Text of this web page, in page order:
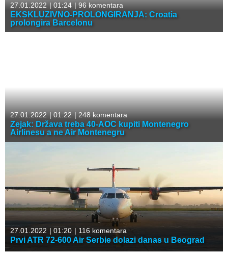
27.01.2022 |01:24 |96 komentara
EKSKLUZIVNO-PROLONGIRANJA: Croatia
prolongira Barcelonu
27.01.2022 |01:22 |248 komentara
Zejak: Država treba 40-AOC kupiti Montenegro
Airlinesu a ne Air Montenegru
27.01.2022 | 01:20 | 116 komentara
Prvi ATR 72-600 Air Serbie dolazi danas u Beograd